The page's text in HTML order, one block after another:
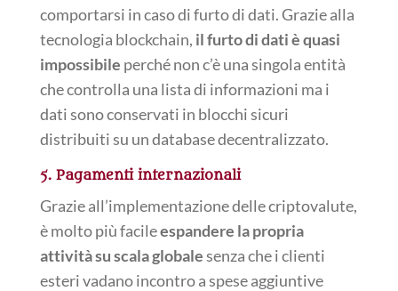
comportarsi in caso di furto di dati. Grazie alla
tecnologia blockchain, il furto di dati è quasi
impossibile perché non c’è una singola entità
che controlla una lista di informazioni ma i
dati sono conservati in blocchi sicuri
distribuiti su un database decentralizzato.
5. Pagamenti internazionali
Grazie all’implementazione delle criptovalute,
è molto più facileespandere la propria
attività su scala globalesenza che i clienti
esteri vadano incontro a spese aggiuntive